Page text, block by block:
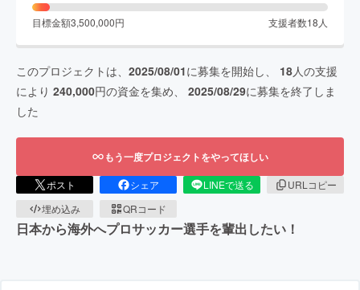
目標金額3,500,000円 支援者数18 人
このプロジェクトは、 2025/08/01に募集を開始し、 18人の支援
により 240,000円の資金を集め、 2025/08/29に募集を終了しま
した
もう一度プロジェクトをやってほしい
ポスト シェア LINEで送る
URLコピー
埋め込み
QRコード
日本から海外へプロサッカー選手を輩出したい！